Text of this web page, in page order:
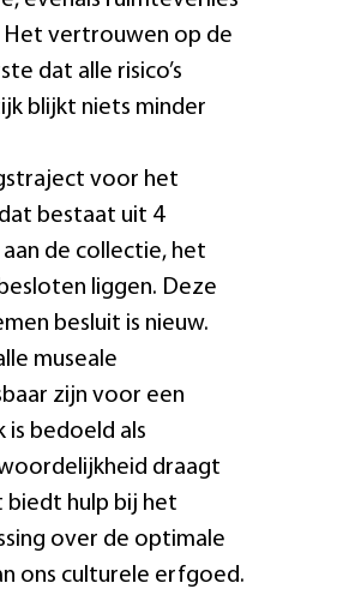
vertrouwen op de
dat alle risico’s
blijkt niets minder
voor het
bestaat uit 4
de collectie, het
liggen. Deze
besluit is nieuw.
museale
zijn voor een
is bedoeld als
draagt
biedt hulp bij het
over de optimale
ons culturele erfgoed.